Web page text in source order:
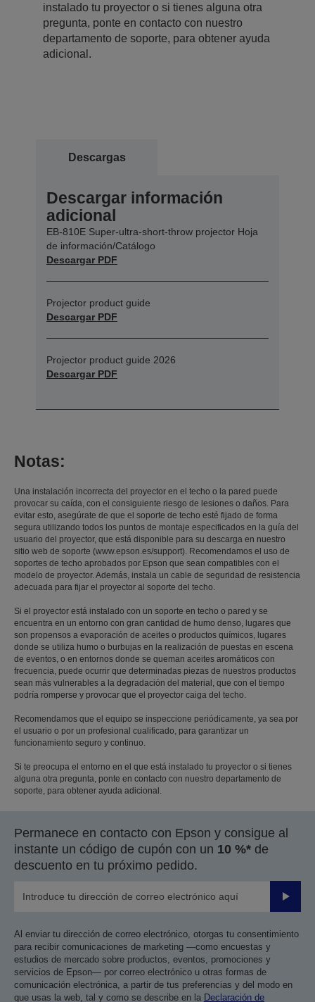
instalado tu proyector o si tienes alguna otra
pregunta, ponte en contacto con nuestro
departamento de soporte, para obtener ayuda
adicional.
Descargas
Descargar información
adicional
EB-810E Super-ultra-short-throw projector Hoja
de información/Catálogo
Descargar PDF
Projector product guide
Descargar PDF
Projector product guide 2026
Descargar PDF
Notas:
Una instalación incorrecta del proyector en el techo o la pared puede
provocar su caída, con el consiguiente riesgo de lesiones o daños. Para
evitar esto, asegúrate de que el soporte de techo esté fijado de forma
segura utilizando todos los puntos de montaje especificados en la guía del
usuario del proyector, que está disponible para su descarga en nuestro
sitio web de soporte (www.epson.es/support). Recomendamos el uso de
soportes de techo aprobados por Epson que sean compatibles con el
modelo de proyector. Además, instala un cable de seguridad de resistencia
adecuada para fijar el proyector al soporte del techo.
Si el proyector está instalado con un soporte en techo o pared y se
encuentra en un entorno con gran cantidad de humo denso, lugares que
son propensos a evaporación de aceites o productos químicos, lugares
donde se utiliza humo o burbujas en la realización de puestas en escena
de eventos, o en entornos donde se queman aceites aromáticos con
frecuencia, puede ocurrir que determinadas piezas de nuestros productos
sean más vulnerables a la degradación del material, que con el tiempo
podría romperse y provocar que el proyector caiga del techo.
Recomendamos que el equipo se inspeccione periódicamente, ya sea por
el usuario o por un profesional cualificado, para garantizar un
funcionamiento seguro y continuo.
Si te preocupa el entorno en el que está instalado tu proyector o si tienes
alguna otra pregunta, ponte en contacto con nuestro departamento de
soporte, para obtener ayuda adicional.
Permanece en contacto con Epson y consigue al
instante un código de cupón con un 10 %* de
descuento en tu próximo pedido.
Enviar
Al enviar tu dirección de correo electrónico, otorgas tu consentimiento
para recibir comunicaciones de marketing —como encuestas y
estudios de mercado sobre productos, eventos, promociones y
servicios de Epson— por correo electrónico u otras formas de
comunicación electrónica, a partir de tus preferencias y del modo en
que usas la web, tal y como se describe en la Declaración de